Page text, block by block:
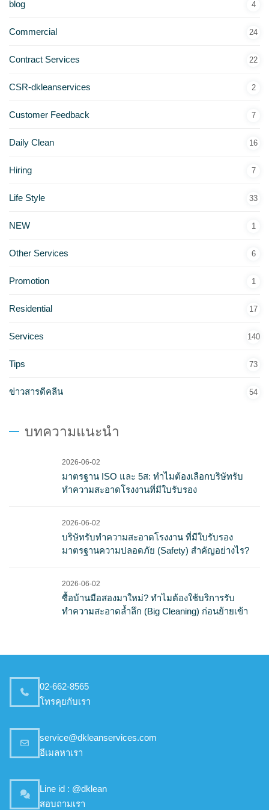
blog 4
Commercial 24
Contract Services 22
CSR-dkleanservices 2
Customer Feedback 7
Daily Clean 16
Hiring 7
Life Style 33
NEW 1
Other Services 6
Promotion 1
Residential 17
Services 140
Tips 73
ข่าวสารดีคลีน 54
บทความแนะนำ
2026-06-02
มาตรฐาน ISO และ 5ส: ทำไมต้องเลือกบริษัทรับ
ทำความสะอาดโรงงานที่มีใบรับรอง
2026-06-02
บริษัทรับทำความสะอาดโรงงาน ที่มีใบรับรอง
มาตรฐานความปลอดภัย (Safety) สำคัญอย่างไร?
2026-06-02
ซื้อบ้านมือสองมาใหม่? ทำไมต้องใช้บริการรับ
ทำความสะอาดล้ำลึก (Big Cleaning) ก่อนย้ายเข้า
02-662-8565
โทรคุยกับเรา
service@dkleanservices.com
อีเมลหาเรา
Line id : @dklean
สอบถามเรา